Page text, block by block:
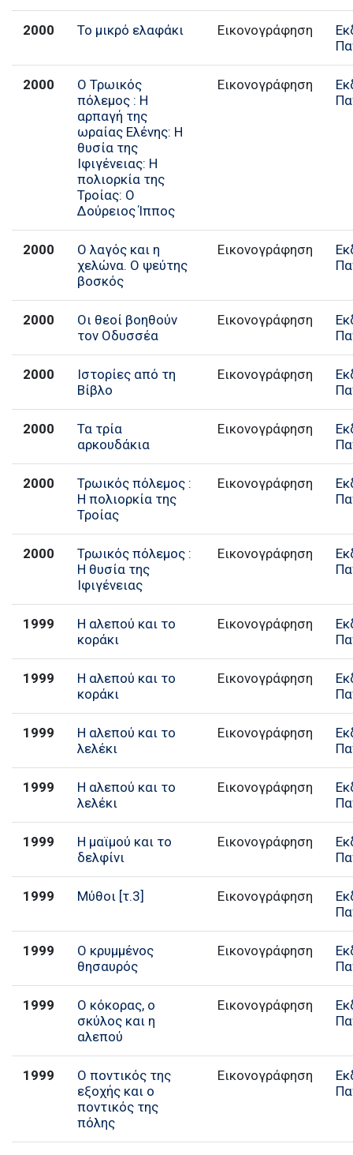
2000 Το μικρό ελαφάκι Εικονογράφηση
2000
Ο Τρωικός
πόλεμος : Η
αρπαγή της
ωραίας Ελένης: Η
θυσία της
Ιφιγένειας: Η
πολιορκία της
Τροίας: Ο
Δούρειος Ίππος
Εικονογράφηση
2000
Ο λαγός και η
χελώνα. Ο ψεύτης
βοσκός
Εικονογράφηση
2000
Οι θεοί βοηθούν
τον Οδυσσέα
Εικονογράφηση
2000
Ιστορίες από τη
Βίβλο
Εικονογράφηση
2000
Τα τρία
αρκουδάκια
Εικονογράφηση
2000
Τρωικός πόλεμος :
Η πολιορκία της
Τροίας
Εικονογράφηση
2000
Τρωικός πόλεμος :
Η θυσία της
Ιφιγένειας
Εικονογράφηση
1999
Η αλεπού και το
κοράκι
Εικονογράφηση
1999
Η αλεπού και το
κοράκι
Εικονογράφηση
1999
Η αλεπού και το
λελέκι
Εικονογράφηση
1999
Η αλεπού και το
λελέκι
Εικονογράφηση
1999
Η μαϊμού και το
δελφίνι
Εικονογράφηση
1999 Μύθοι [τ.3] Εικονογράφηση
1999
Ο κρυμμένος
θησαυρός
Εικονογράφηση
1999
Ο κόκορας, ο
σκύλος και η
αλεπού
Εικονογράφηση
1999
Ο ποντικός της
εξοχής και ο
ποντικός της
πόλης
Εικονογράφηση